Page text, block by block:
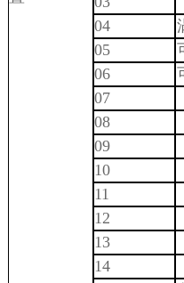
04
05
06
07
08
09
10
11
12
13
14